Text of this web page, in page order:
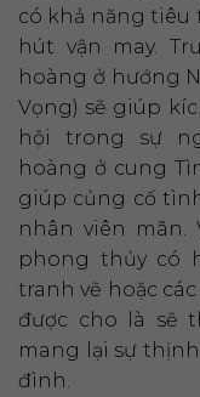
có khả năng tiêu
hút vận may.
hoàng ở hướng
Vọng) sẽ giúp
hội trong sự
hoàng ở cung
giúp củng cố
nhân viên mãn.
phong thủy có
tranh vẽ hoặc
được cho là sẽ
mang lại sự
đình.